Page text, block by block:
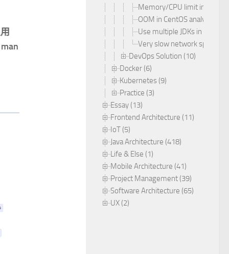
Memory/CPU limit in
OOM in CentOS analyzing
Use multiple JDKs in one
Very slow network speed on
DevOps Solution (10)
Docker (6)
Kubernetes (9)
Practice (3)
Essay (13)
Frontend Architecture (11)
IoT (5)
Java Architecture (418)
Life & Else (1)
Mobile Architecture (41)
Project Management (39)
Software Architecture (65)
UX (2)